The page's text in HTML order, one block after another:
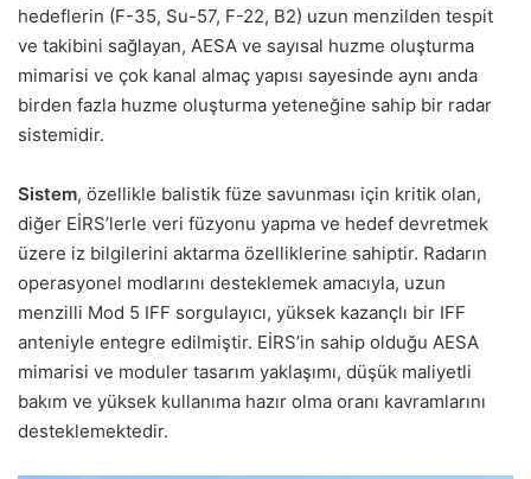
hedeflerin (F-35, Su-57, F-22, B2) uzun menzilden tespit
ve takibini sağlayan, AESA ve sayısal huzme oluşturma
mimarisi ve çok kanal almaç yapısı sayesinde aynı anda
birden fazla huzme oluşturma yeteneğine sahip bir radar
sistemidir.
Sistem, özellikle balistik füze savunması için kritik olan,
diğer EİRS’lerle veri füzyonu yapma ve hedef devretmek
üzere iz bilgilerini aktarma özelliklerine sahiptir. Radarın
operasyonel modlarını desteklemek amacıyla, uzun
menzilli Mod 5 IFF sorgulayıcı, yüksek kazançlı bir IFF
anteniyle entegre edilmiştir. EİRS’in sahip olduğu AESA
mimarisi ve moduler tasarım yaklaşımı, düşük maliyetli
bakım ve yüksek kullanıma hazır olma oranı kavramlarını
desteklemektedir.